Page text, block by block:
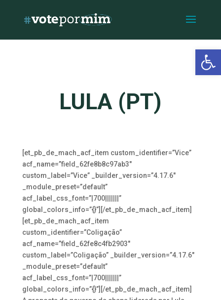
LULA (PT)
[et_pb_de_mach_acf_item custom_identifier=”Vice”
acf_name=”field_62fe8b8c97ab3″
custom_label=”Vice” _builder_version=”4.17.6″
_module_preset=”default”
acf_label_css_font=”|700|||||||”
global_colors_info=”{}”][/et_pb_de_mach_acf_item]
[et_pb_de_mach_acf_item
custom_identifier=”Coligação”
acf_name=”field_62fe8c4fb2903″
custom_label=”Coligação” _builder_version=”4.17.6″
_module_preset=”default”
acf_label_css_font=”|700|||||||”
global_colors_info=”{}”][/et_pb_de_mach_acf_item]